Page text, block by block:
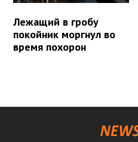
Лежащий в гробу
покойник моргнул во
время похорон